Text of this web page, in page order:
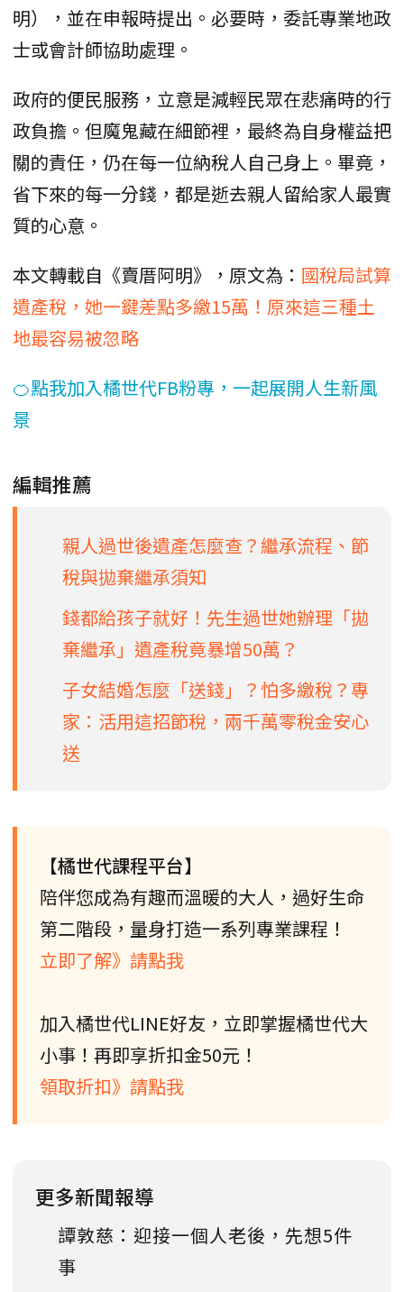
明），並在申報時提出。必要時，委託專業地政
士或會計師協助處理。
政府的便民服務，立意是減輕民眾在悲痛時的行
政負擔。但魔鬼藏在細節裡，最終為自身權益把
關的責任，仍在每一位納稅人自己身上。畢竟，
省下來的每一分錢，都是逝去親人留給家人最實
質的心意。
本文轉載自《賣厝阿明》，原文為： 國稅局試算
遺產稅，她一鍵差點多繳15萬！原來這三種土
地最容易被忽略
🍊點我加入橘世代FB粉專，一起展開人生新風
景
編輯推薦
親人過世後遺產怎麼查？繼承流程、節
稅與拋棄繼承須知
錢都給孩子就好！先生過世她辦理「拋
棄繼承」遺產稅竟暴增50萬？
​子女結婚怎麼「送錢」？怕多繳稅？專
家：活用這招節稅，兩千萬零稅金安心
送
【橘世代課程平台】
陪伴您成為有趣而溫暖的大人，過好生命
第二階段，量身打造一系列專業課程！
立即了解》請點我
加入橘世代LINE好友，立即掌握橘世代大
小事！再即享折扣金50元！
領取折扣》請點我
更多新聞報導
譚敦慈：迎接一個人老後，先想5件
事